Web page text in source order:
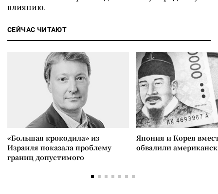
влиянию.
СЕЙЧАС ЧИТАЮТ
«Большая крокодила» из
Израиля показала проблему
границ допустимого
Япония и Корея
обвалили